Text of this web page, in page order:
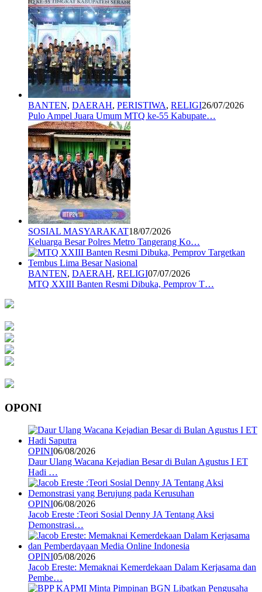
BANTEN, DAERAH, PERISTIWA, RELIGI26/07/2026
Pulo Ampel Juara Umum MTQ ke-55 Kabupate…
SOSIAL MASYARAKAT18/07/2026
Keluarga Besar Polres Metro Tangerang Ko…
BANTEN, DAERAH, RELIGI07/07/2026
MTQ XXIII Banten Resmi Dibuka, Pemprov T…
OPONI
OPINI06/08/2026
Daur Ulang Wacana Kejadian Besar di Bulan Agustus I ET
Hadi …
OPINI06/08/2026
Jacob Ereste :Teori Sosial Denny JA Tentang Aksi
Demonstrasi…
OPINI05/08/2026
Jacob Ereste: Memaknai Kemerdekaan Dalam Kerjasama dan
Pembe…